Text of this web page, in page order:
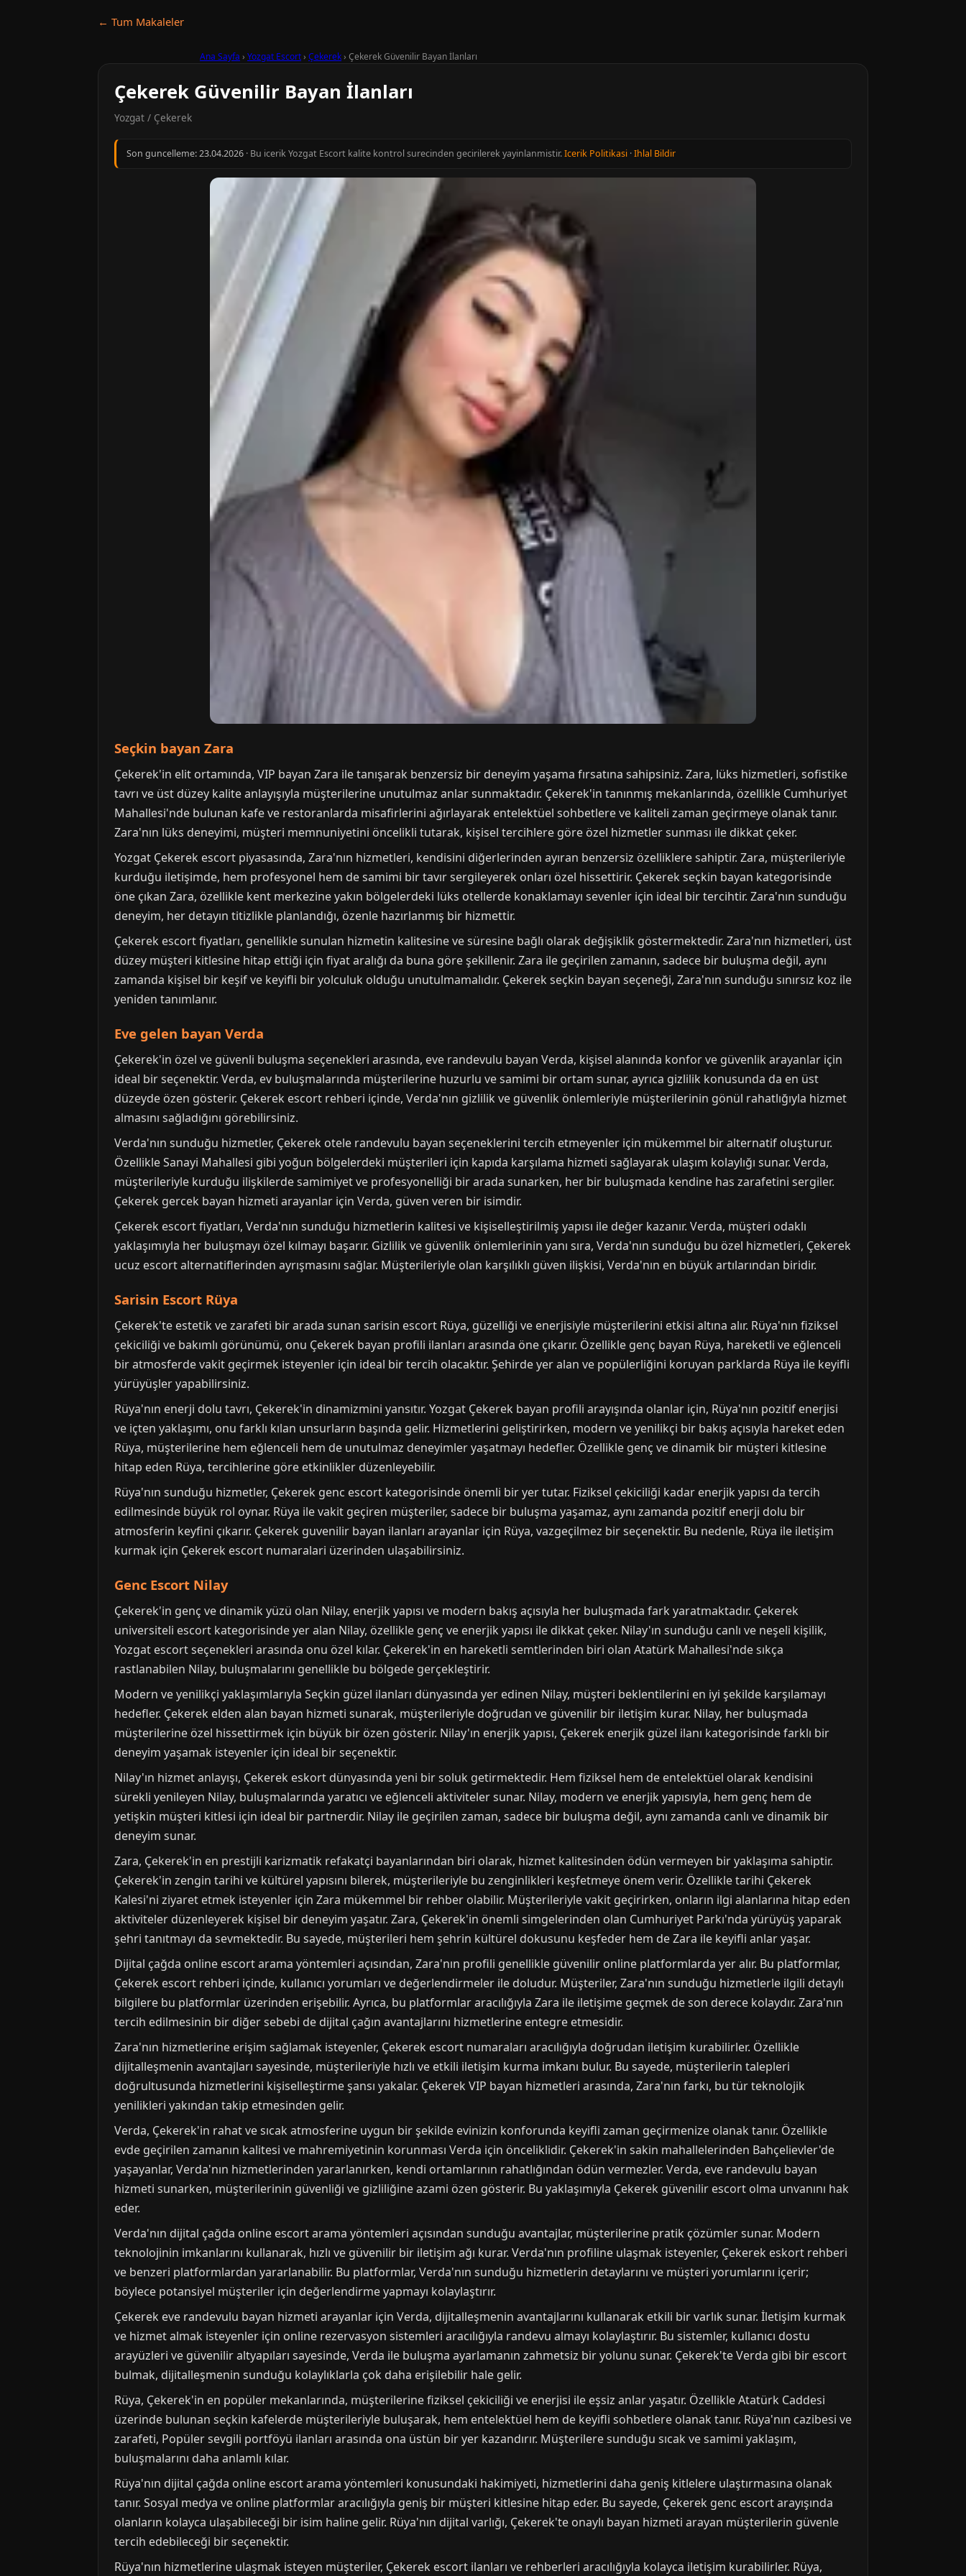
← Tum Makaleler
Ana Sayfa › Yozgat Escort› Çekerek› Çekerek Güvenilir Bayan İlanları
Çekerek Güvenilir Bayan İlanları
Yozgat / Çekerek
Son guncelleme:23.04.2026 · Bu icerik Yozgat Escort kalite kontrol surecinden gecirilerek yayinlanmistir.Icerik Politikasi ·Ihlal Bildir
Seçkin bayan Zara
Çekerek'in elit ortamında, VIP bayan Zara ile tanışarak benzersiz bir deneyim yaşama fırsatına sahipsiniz. Zara, lüks hizmetleri, sofistike
tavrı ve üst düzey kalite anlayışıyla müşterilerine unutulmaz anlar sunmaktadır. Çekerek'in tanınmış mekanlarında, özellikle Cumhuriyet
Mahallesi'nde bulunan kafe ve restoranlarda misafirlerini ağırlayarak entelektüel sohbetlere ve kaliteli zaman geçirmeye olanak tanır.
Zara'nın lüks deneyimi, müşteri memnuniyetini öncelikli tutarak, kişisel tercihlere göre özel hizmetler sunması ile dikkat çeker.
Yozgat Çekerek escort piyasasında, Zara'nın hizmetleri, kendisini diğerlerinden ayıran benzersiz özelliklere sahiptir. Zara, müşterileriyle
kurduğu iletişimde, hem profesyonel hem de samimi bir tavır sergileyerek onları özel hissettirir. Çekerek seçkin bayan kategorisinde
öne çıkan Zara, özellikle kent merkezine yakın bölgelerdeki lüks otellerde konaklamayı sevenler için ideal bir tercihtir. Zara'nın sunduğu
deneyim, her detayın titizlikle planlandığı, özenle hazırlanmış bir hizmettir.
Çekerek escort fiyatları, genellikle sunulan hizmetin kalitesine ve süresine bağlı olarak değişiklik göstermektedir. Zara'nın hizmetleri, üst
düzey müşteri kitlesine hitap ettiği için fiyat aralığı da buna göre şekillenir. Zara ile geçirilen zamanın, sadece bir buluşma değil, aynı
zamanda kişisel bir keşif ve keyifli bir yolculuk olduğu unutulmamalıdır. Çekerek seçkin bayan seçeneği, Zara'nın sunduğu sınırsız koz ile
yeniden tanımlanır.
Eve gelen bayan Verda
Çekerek'in özel ve güvenli buluşma seçenekleri arasında, eve randevulu bayan Verda, kişisel alanında konfor ve güvenlik arayanlar için
ideal bir seçenektir. Verda, ev buluşmalarında müşterilerine huzurlu ve samimi bir ortam sunar, ayrıca gizlilik konusunda da en üst
düzeyde özen gösterir. Çekerek escort rehberi içinde, Verda'nın gizlilik ve güvenlik önlemleriyle müşterilerinin gönül rahatlığıyla hizmet
almasını sağladığını görebilirsiniz.
Verda'nın sunduğu hizmetler, Çekerek otele randevulu bayan seçeneklerini tercih etmeyenler için mükemmel bir alternatif oluşturur.
Özellikle Sanayi Mahallesi gibi yoğun bölgelerdeki müşterileri için kapıda karşılama hizmeti sağlayarak ulaşım kolaylığı sunar. Verda,
müşterileriyle kurduğu ilişkilerde samimiyet ve profesyonelliği bir arada sunarken, her bir buluşmada kendine has zarafetini sergiler.
Çekerek gercek bayan hizmeti arayanlar için Verda, güven veren bir isimdir.
Çekerek escort fiyatları, Verda'nın sunduğu hizmetlerin kalitesi ve kişiselleştirilmiş yapısı ile değer kazanır. Verda, müşteri odaklı
yaklaşımıyla her buluşmayı özel kılmayı başarır. Gizlilik ve güvenlik önlemlerinin yanı sıra, Verda'nın sunduğu bu özel hizmetleri, Çekerek
ucuz escort alternatiflerinden ayrışmasını sağlar. Müşterileriyle olan karşılıklı güven ilişkisi, Verda'nın en büyük artılarından biridir.
Sarisin Escort Rüya
Çekerek'te estetik ve zarafeti bir arada sunan sarisin escort Rüya, güzelliği ve enerjisiyle müşterilerini etkisi altına alır. Rüya'nın fiziksel
çekiciliği ve bakımlı görünümü, onu Çekerek bayan profili ilanları arasında öne çıkarır. Özellikle genç bayan Rüya, hareketli ve eğlenceli
bir atmosferde vakit geçirmek isteyenler için ideal bir tercih olacaktır. Şehirde yer alan ve popülerliğini koruyan parklarda Rüya ile keyifli
yürüyüşler yapabilirsiniz.
Rüya'nın enerji dolu tavrı, Çekerek'in dinamizmini yansıtır. Yozgat Çekerek bayan profili arayışında olanlar için, Rüya'nın pozitif enerjisi
ve içten yaklaşımı, onu farklı kılan unsurların başında gelir. Hizmetlerini geliştirirken, modern ve yenilikçi bir bakış açısıyla hareket eden
Rüya, müşterilerine hem eğlenceli hem de unutulmaz deneyimler yaşatmayı hedefler. Özellikle genç ve dinamik bir müşteri kitlesine
hitap eden Rüya, tercihlerine göre etkinlikler düzenleyebilir.
Rüya'nın sunduğu hizmetler, Çekerek genc escort kategorisinde önemli bir yer tutar. Fiziksel çekiciliği kadar enerjik yapısı da tercih
edilmesinde büyük rol oynar. Rüya ile vakit geçiren müşteriler, sadece bir buluşma yaşamaz, aynı zamanda pozitif enerji dolu bir
atmosferin keyfini çıkarır. Çekerek guvenilir bayan ilanları arayanlar için Rüya, vazgeçilmez bir seçenektir. Bu nedenle, Rüya ile iletişim
kurmak için Çekerek escort numaralari üzerinden ulaşabilirsiniz.
Genc Escort Nilay
Çekerek'in genç ve dinamik yüzü olan Nilay, enerjik yapısı ve modern bakış açısıyla her buluşmada fark yaratmaktadır. Çekerek
universiteli escort kategorisinde yer alan Nilay, özellikle genç ve enerjik yapısı ile dikkat çeker. Nilay'ın sunduğu canlı ve neşeli kişilik,
Yozgat escort seçenekleri arasında onu özel kılar. Çekerek'in en hareketli semtlerinden biri olan Atatürk Mahallesi'nde sıkça
rastlanabilen Nilay, buluşmalarını genellikle bu bölgede gerçekleştirir.
Modern ve yenilikçi yaklaşımlarıyla Seçkin güzel ilanları dünyasında yer edinen Nilay, müşteri beklentilerini en iyi şekilde karşılamayı
hedefler. Çekerek elden alan bayan hizmeti sunarak, müşterileriyle doğrudan ve güvenilir bir iletişim kurar. Nilay, her buluşmada
müşterilerine özel hissettirmek için büyük bir özen gösterir. Nilay'ın enerjik yapısı, Çekerek enerjik güzel ilanı kategorisinde farklı bir
deneyim yaşamak isteyenler için ideal bir seçenektir.
Nilay'ın hizmet anlayışı, Çekerek eskort dünyasında yeni bir soluk getirmektedir. Hem fiziksel hem de entelektüel olarak kendisini
sürekli yenileyen Nilay, buluşmalarında yaratıcı ve eğlenceli aktiviteler sunar. Nilay, modern ve enerjik yapısıyla, hem genç hem de
yetişkin müşteri kitlesi için ideal bir partnerdir. Nilay ile geçirilen zaman, sadece bir buluşma değil, aynı zamanda canlı ve dinamik bir
deneyim sunar.
Zara, Çekerek'in en prestijli karizmatik refakatçi bayanlarından biri olarak, hizmet kalitesinden ödün vermeyen bir yaklaşıma sahiptir.
Çekerek'in zengin tarihi ve kültürel yapısını bilerek, müşterileriyle bu zenginlikleri keşfetmeye önem verir. Özellikle tarihi Çekerek
Kalesi'ni ziyaret etmek isteyenler için Zara mükemmel bir rehber olabilir. Müşterileriyle vakit geçirirken, onların ilgi alanlarına hitap eden
aktiviteler düzenleyerek kişisel bir deneyim yaşatır. Zara, Çekerek'in önemli simgelerinden olan Cumhuriyet Parkı'nda yürüyüş yaparak
şehri tanıtmayı da sevmektedir. Bu sayede, müşterileri hem şehrin kültürel dokusunu keşfeder hem de Zara ile keyifli anlar yaşar.
Dijital çağda online escort arama yöntemleri açısından, Zara'nın profili genellikle güvenilir online platformlarda yer alır. Bu platformlar,
Çekerek escort rehberi içinde, kullanıcı yorumları ve değerlendirmeler ile doludur. Müşteriler, Zara'nın sunduğu hizmetlerle ilgili detaylı
bilgilere bu platformlar üzerinden erişebilir. Ayrıca, bu platformlar aracılığıyla Zara ile iletişime geçmek de son derece kolaydır. Zara'nın
tercih edilmesinin bir diğer sebebi de dijital çağın avantajlarını hizmetlerine entegre etmesidir.
Zara'nın hizmetlerine erişim sağlamak isteyenler, Çekerek escort numaraları aracılığıyla doğrudan iletişim kurabilirler. Özellikle
dijitalleşmenin avantajları sayesinde, müşterileriyle hızlı ve etkili iletişim kurma imkanı bulur. Bu sayede, müşterilerin talepleri
doğrultusunda hizmetlerini kişiselleştirme şansı yakalar. Çekerek VIP bayan hizmetleri arasında, Zara'nın farkı, bu tür teknolojik
yenilikleri yakından takip etmesinden gelir.
Verda, Çekerek'in rahat ve sıcak atmosferine uygun bir şekilde evinizin konforunda keyifli zaman geçirmenize olanak tanır. Özellikle
evde geçirilen zamanın kalitesi ve mahremiyetinin korunması Verda için önceliklidir. Çekerek'in sakin mahallelerinden Bahçelievler'de
yaşayanlar, Verda'nın hizmetlerinden yararlanırken, kendi ortamlarının rahatlığından ödün vermezler. Verda, eve randevulu bayan
hizmeti sunarken, müşterilerinin güvenliği ve gizliliğine azami özen gösterir. Bu yaklaşımıyla Çekerek güvenilir escort olma unvanını hak
eder.
Verda'nın dijital çağda online escort arama yöntemleri açısından sunduğu avantajlar, müşterilerine pratik çözümler sunar. Modern
teknolojinin imkanlarını kullanarak, hızlı ve güvenilir bir iletişim ağı kurar. Verda'nın profiline ulaşmak isteyenler, Çekerek eskort rehberi
ve benzeri platformlardan yararlanabilir. Bu platformlar, Verda'nın sunduğu hizmetlerin detaylarını ve müşteri yorumlarını içerir;
böylece potansiyel müşteriler için değerlendirme yapmayı kolaylaştırır.
Çekerek eve randevulu bayan hizmeti arayanlar için Verda, dijitalleşmenin avantajlarını kullanarak etkili bir varlık sunar. İletişim kurmak
ve hizmet almak isteyenler için online rezervasyon sistemleri aracılığıyla randevu almayı kolaylaştırır. Bu sistemler, kullanıcı dostu
arayüzleri ve güvenilir altyapıları sayesinde, Verda ile buluşma ayarlamanın zahmetsiz bir yolunu sunar. Çekerek'te Verda gibi bir escort
bulmak, dijitalleşmenin sunduğu kolaylıklarla çok daha erişilebilir hale gelir.
Rüya, Çekerek'in en popüler mekanlarında, müşterilerine fiziksel çekiciliği ve enerjisi ile eşsiz anlar yaşatır. Özellikle Atatürk Caddesi
üzerinde bulunan seçkin kafelerde müşterileriyle buluşarak, hem entelektüel hem de keyifli sohbetlere olanak tanır. Rüya'nın cazibesi ve
zarafeti, Popüler sevgili portföyü ilanları arasında ona üstün bir yer kazandırır. Müşterilere sunduğu sıcak ve samimi yaklaşım,
buluşmalarını daha anlamlı kılar.
Rüya'nın dijital çağda online escort arama yöntemleri konusundaki hakimiyeti, hizmetlerini daha geniş kitlelere ulaştırmasına olanak
tanır. Sosyal medya ve online platformlar aracılığıyla geniş bir müşteri kitlesine hitap eder. Bu sayede, Çekerek genc escort arayışında
olanların kolayca ulaşabileceği bir isim haline gelir. Rüya'nın dijital varlığı, Çekerek'te onaylı bayan hizmeti arayan müşterilerin güvenle
tercih edebileceği bir seçenektir.
Rüya'nın hizmetlerine ulaşmak isteyen müşteriler, Çekerek escort ilanları ve rehberleri aracılığıyla kolayca iletişim kurabilirler. Rüya,